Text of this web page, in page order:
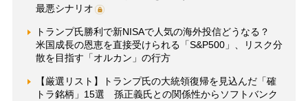
最悪シナリオ
トランプ氏勝利で新NISAで人気の海外投信どうなる？
米国成長の恩恵を直接受けられる「S&P500」、リスク分
散を目指す「オルカン」の行方
【厳選リスト】トランプ氏の大統領復帰を見込んだ「確
トラ銘柄」15選 孫正義氏との関係性からソフトバンク